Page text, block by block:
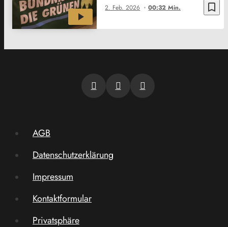
bookmark_border
2. Feb. 2026 00:32 Min.
AGB
Datenschutzerklärung
Impressum
Kontaktformular
Privatsphäre